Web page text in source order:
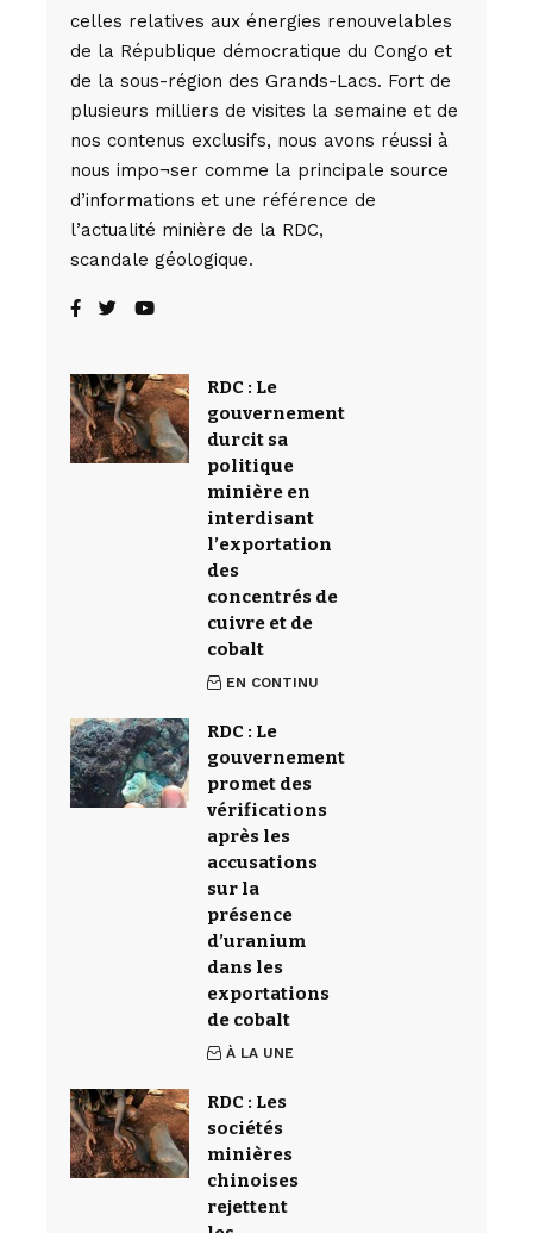
celles relatives aux énergies renouvelables
de la République démocratique du Congo et
de la sous-région des Grands-Lacs. Fort de
plusieurs milliers de visites la semaine et de
nos contenus exclusifs, nous avons réussi à
nous impo¬ser comme la principale source
d’informations et une référence de
l’actualité minière de la RDC,
scandale géologique.
RDC : Le
gouvernement
durcit sa
politique
minière en
interdisant
l’exportation
des
concentrés de
cuivre et de
cobalt
EN CONTINU
RDC : Le
gouvernement
promet des
vérifications
après les
accusations
sur la
présence
d’uranium
dans les
exportations
de cobalt
À LA UNE
RDC : Les
sociétés
minières
chinoises
rejettent